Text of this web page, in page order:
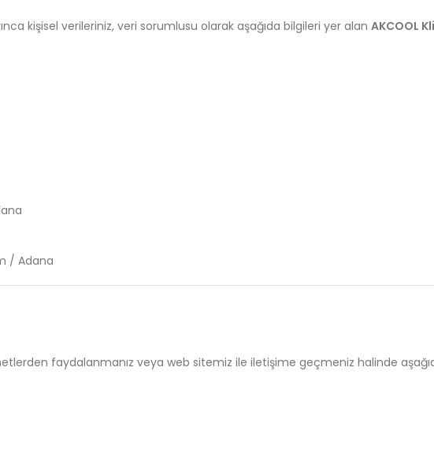
kişisel verileriniz, veri sorumlusu olarak aşağıda bilgileri yer alan AKCOOL
/ Adana
faydalanmanız veya web sitemiz ile iletişime geçmeniz halinde